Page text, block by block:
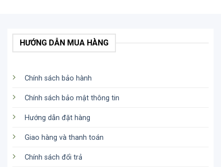
bạn không cần phải nhấn một nút nào nữa. Chỉ cần
nói “Hey Cardo” và ra lệnh những gì bạn muốn,
HƯỚNG DẪN MUA HÀNG
Chính sách bảo hành
Chính sách bảo mật thông tin
Hướng dẫn đặt hàng
Giao hàng và thanh toán
Chính sách đổi trả